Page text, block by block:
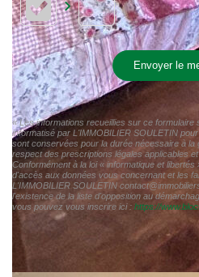
Envoyer le
« Les informations recueillies sur ce
informatisé par L'IMMOBILIER SOULETIN
sont conservées pour la durée nécessaire à la
respect des prescriptions légales applicables
Conformément à la loi « informatique et
d'accès aux données vous concernant et les
L'IMMOBILIER SOULETIN
l'existence de la liste d'opposition au
vous pouvez vous inscrire ici : https://